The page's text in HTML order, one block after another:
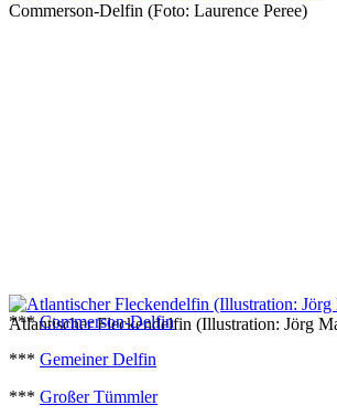
Commerson-Delfin (Foto: Laurence Peree)
Atlantischer Fleckendelfin (Illustration: Jörg
***Commerson-Delfin
*** Gemeiner Delfin
*** Großer Tümmler